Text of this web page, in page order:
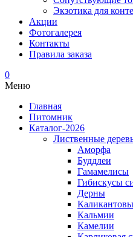
Экзотика для
Акции
Фотогалерея
Контакты
Правила заказа
0
Меню
Главная
Питомник
Каталог-2026
Лиственные
Аморфа
Буддлеи
Гамамелисы
Гибискусы
Дерны
Кальмии
Камелии